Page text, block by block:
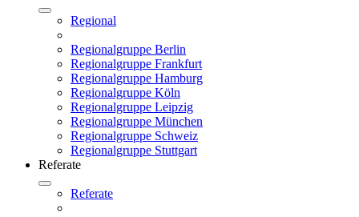
Regional
Regionalgruppe Berlin
Regionalgruppe Frankfurt
Regionalgruppe Hamburg
Regionalgruppe Köln
Regionalgruppe Leipzig
Regionalgruppe München
Regionalgruppe Schweiz
Regionalgruppe Stuttgart
Referate
Referate